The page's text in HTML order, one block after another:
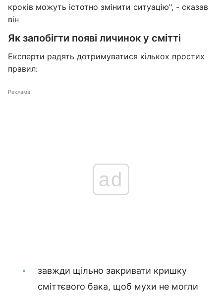
кроків можуть істотно змінити ситуацію", - сказав
він
Як запобігти появі личинок у смітті
Експерти радять дотримуватися кількох простих
правил:
Реклама
ad
завжди щільно закривати кришку
сміттєвого бака, щоб мухи не могли